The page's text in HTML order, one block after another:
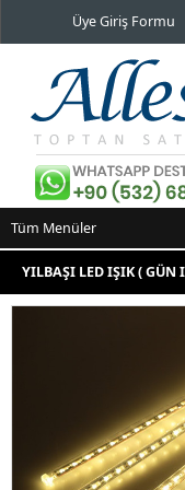
Üye Giriş Formu
Tüm Menüler
Ana Sayfa
İndirimli Ürünler
İletişim Bilgileri
Alışveriş Sepeti
YILBAŞI LED IŞIK ( GÜN